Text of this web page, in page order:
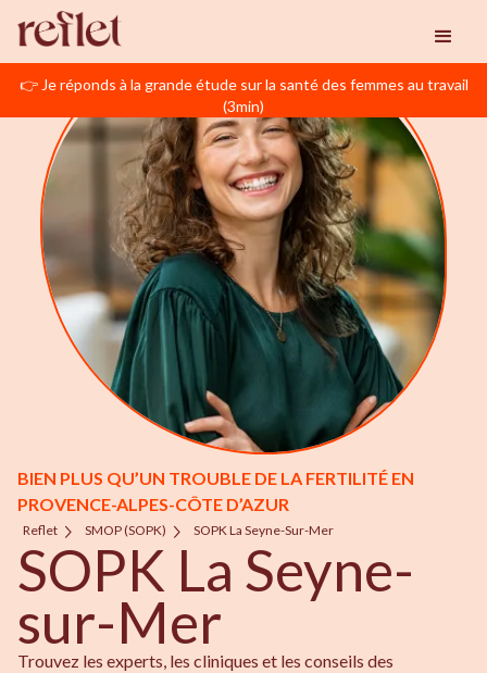
👉 Je réponds à la grande étude sur la santé des femmes au travail
(3min)
BIEN PLUS QU’UN TROUBLE DE LA FERTILITÉ EN
PROVENCE-ALPES-CÔTE D’AZUR
Reflet SMOP (SOPK) SOPK La Seyne-Sur-Mer
SOPK La Seyne-
sur-Mer
Trouvez les experts, les cliniques et les conseils des